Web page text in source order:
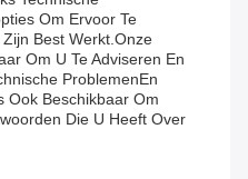
Om Ervoor Te
Best Werkt.Onze
Om U Te Adviseren En
ProblemenEn
Ook Beschikbaar Om
Die U Heeft Over